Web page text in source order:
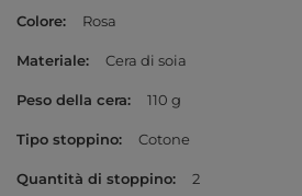
Colore Rosa
Materiale Cera di soia
Peso della cera 110 g
Tipo stoppino Cotone
Quantità di stoppino 2